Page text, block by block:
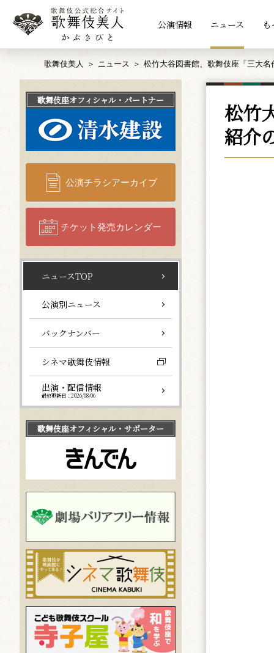
公演情報 ニュース
歌舞伎美人 ニュース 松竹大谷図書館、歌舞伎座「三大
松竹
紹介
歌舞伎座オフィシャル・パートナー
公演チラシアーカイブ
チケット発売カレンダー
ニュースTOP
公演別ニュース
バックナンバー
シネマ歌舞伎情報
出演・配信情報
最終更新日：2026/08/06
歌舞伎座オフィシャル・サポーター